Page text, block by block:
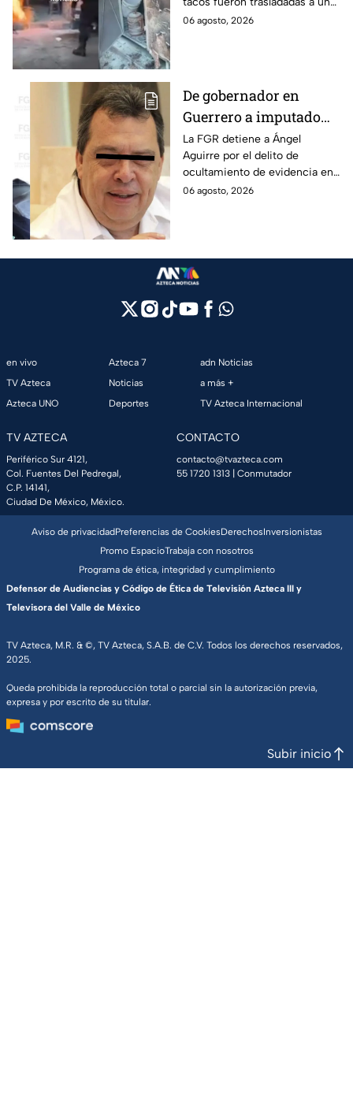
hospital para recibir atención
06 agosto, 2026
De gobernador en
Guerrero a imputado
por la "Verdad
Histórica"; Así fue como
Ángel Aguirre obstruyó
la justicia en caso
La FGR detiene a Ángel
Aguirre por el delito de
ocultamiento de evidencia en
el caso Ayotzinapa. Esta es la
06 agosto, 2026
en vivo
TV Azteca
Azteca UNO
Azteca 7
Noticias
Deportes
adn Noticias
a más +
TV Azteca Internacional
TV AZTECA
Periférico Sur 4121,
Col. Fuentes Del Pedregal,
C.P. 14141,
Ciudad De México, México.
CONTACTO
contacto@tvazteca.com
55 1720 1313 | Conmutador
TV Azteca, M.R. & ©, TV Azteca, S.A.B. de C.V. Todos los derechos reservados,
2025.
Queda prohibida la reproducción total o parcial sin la autorización previa,
expresa y por escrito de su titular.
Aviso de privacidadPreferencias de CookiesDerechosInversionistas
Promo EspacioTrabaja con nosotros
Programa de ética, integridad y cumplimiento
Defensor de Audiencias y Código de Ética de Televisión Azteca III y
Televisora del Valle de México
Subir inicio